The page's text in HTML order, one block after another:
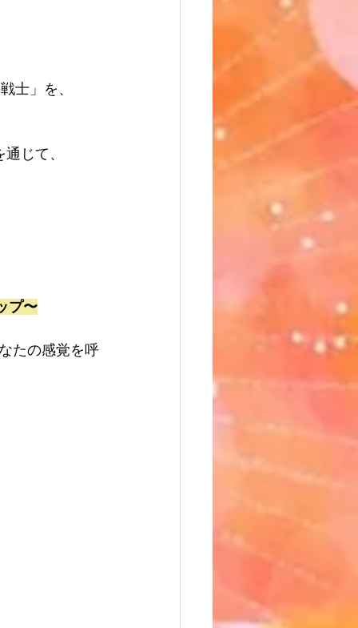
士」を、
じて、
プ〜
たの感覚を呼